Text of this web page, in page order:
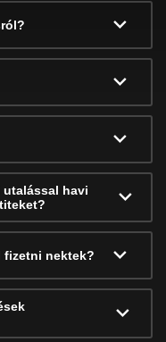
utalással havi
fizetni nektek?